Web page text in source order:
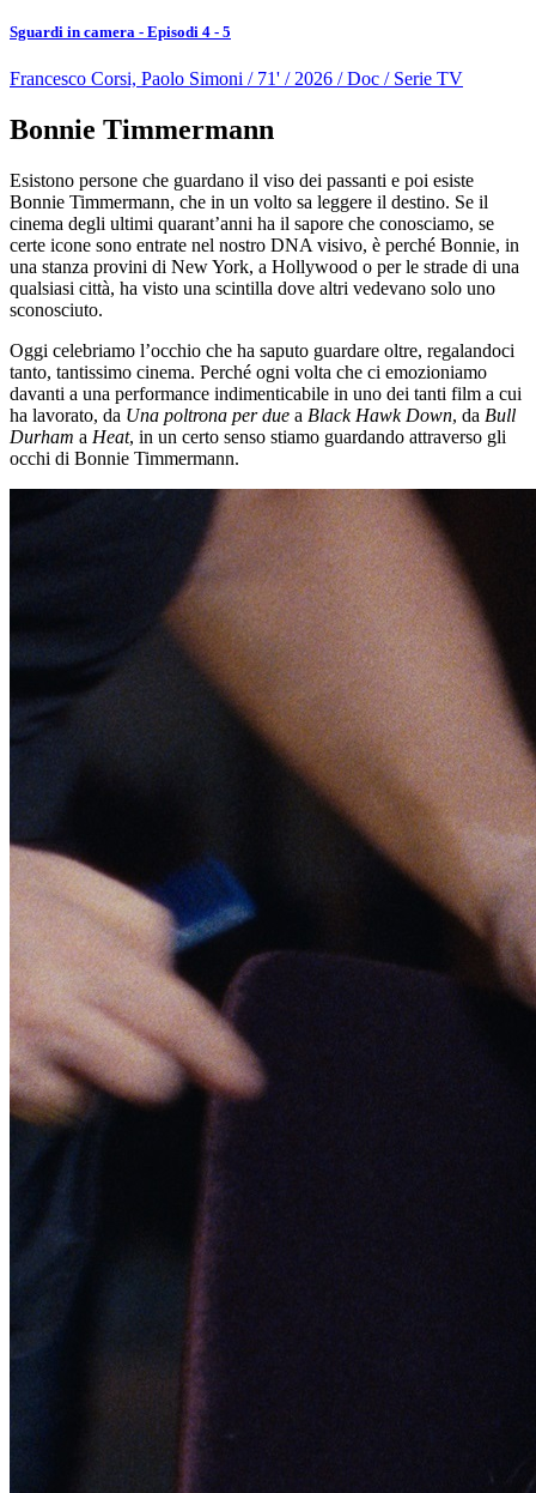
Sguardi in camera - Episodi 4 - 5
Francesco Corsi, Paolo Simoni / 71' / 2026 / Doc / Serie TV
Bonnie Timmermann
Esistono persone che guardano il viso dei passanti e poi esiste
Bonnie Timmermann, che in un volto sa leggere il destino. Se il
cinema degli ultimi quarant’anni ha il sapore che conosciamo, se
certe icone sono entrate nel nostro DNA visivo, è perché Bonnie, in
una stanza provini di New York, a Hollywood o per le strade di una
qualsiasi città, ha visto una scintilla dove altri vedevano solo uno
sconosciuto.
Oggi celebriamo l’occhio che ha saputo guardare oltre, regalandoci
tanto, tantissimo cinema. Perché ogni volta che ci emozioniamo
davanti a una performance indimenticabile in uno dei tanti film a cui
ha lavorato, da Una poltrona per due a Black Hawk Down, da Bull
Durham a Heat, in un certo senso stiamo guardando attraverso gli
occhi di Bonnie Timmermann.